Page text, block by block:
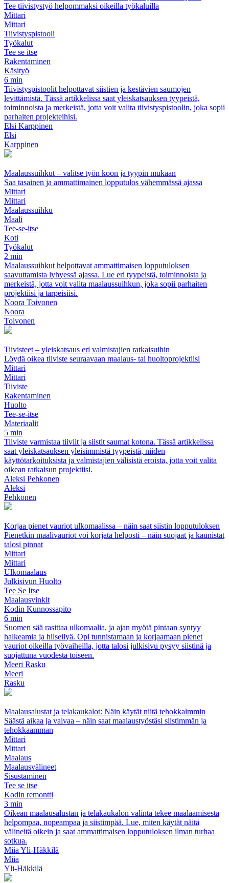
Tee tiivistystyö helpommaksi oikeilla työkaluilla
Mittari
Mittari
Tiivistyspistooli
Työkalut
Tee se itse
Rakentaminen
Käsityö
6 min
Tiivistyspistoolit helpottavat siistien ja kestävien saumojen
levittämistä. Tässä artikkelissa saat yleiskatsauksen tyypeistä,
toiminnoista ja merkeistä, jotta voit valita tiivistyspistoolin, joka sopii
parhaiten projekteihisi.
Elsi Karppinen
Elsi
Karppinen
Maalaussuihkut – valitse työn koon ja tyypin mukaan
Saa tasainen ja ammattimainen lopputulos vähemmässä ajassa
Mittari
Mittari
Maalaussuihku
Maali
Tee-se-itse
Koti
Työkalut
2 min
Maalaussuihkut helpottavat ammattimaisen lopputuloksen
saavuttamista lyhyessä ajassa. Lue eri tyypeistä, toiminnoista ja
merkeistä, jotta voit valita maalaussuihkun, joka sopii parhaiten
projektiisi ja tarpeisiisi.
Noora Toivonen
Noora
Toivonen
Tiivisteet – yleiskatsaus eri valmistajien ratkaisuihin
Löydä oikea tiiviste seuraavaan maalaus- tai huoltoprojektiisi
Mittari
Mittari
Tiiviste
Rakentaminen
Huolto
Tee-se-itse
Materiaalit
5 min
Tiiviste varmistaa tiiviit ja siistit saumat kotona. Tässä artikkelissa
saat yleiskatsauksen yleisimmistä tyypeistä, niiden
käyttötarkoituksista ja valmistajien välisistä eroista, jotta voit valita
oikean ratkaisun projektiisi.
Aleksi Pehkonen
Aleksi
Pehkonen
Korjaa pienet vauriot ulkomaalissa – näin saat siistin lopputuloksen
Pienetkin maalivauriot voi korjata helposti – näin suojaat ja kaunistat
talosi pinnat
Mittari
Mittari
Ulkomaalaus
Julkisivun Huolto
Tee Se Itse
Maalausvinkit
Kodin Kunnossapito
6 min
Suomen sää rasittaa ulkomaalia, ja ajan myötä pintaan syntyy
halkeamia ja hilseilyä. Opi tunnistamaan ja korjaamaan pienet
vauriot oikeilla työvaiheilla, jotta talosi julkisivu pysyy siistinä ja
suojattuna vuodesta toiseen.
Meeri Rasku
Meeri
Rasku
Maalausalustat ja telakaukalot: Näin käytät niitä tehokkaimmin
Säästä aikaa ja vaivaa – näin saat maalaustyöstäsi siistimmän ja
tehokkaamman
Mittari
Mittari
Maalaus
Maalausvälineet
Sisustaminen
Tee se itse
Kodin remontti
3 min
Oikean maalausalustan ja telakaukalon valinta tekee maalaamisesta
helpompaa, nopeampaa ja siistimpää. Lue, miten käytät näitä
välineitä oikein ja saat ammattimaisen lopputuloksen ilman turhaa
sotkua.
Miia Yli-Häkkilä
Miia
Yli-Häkkilä